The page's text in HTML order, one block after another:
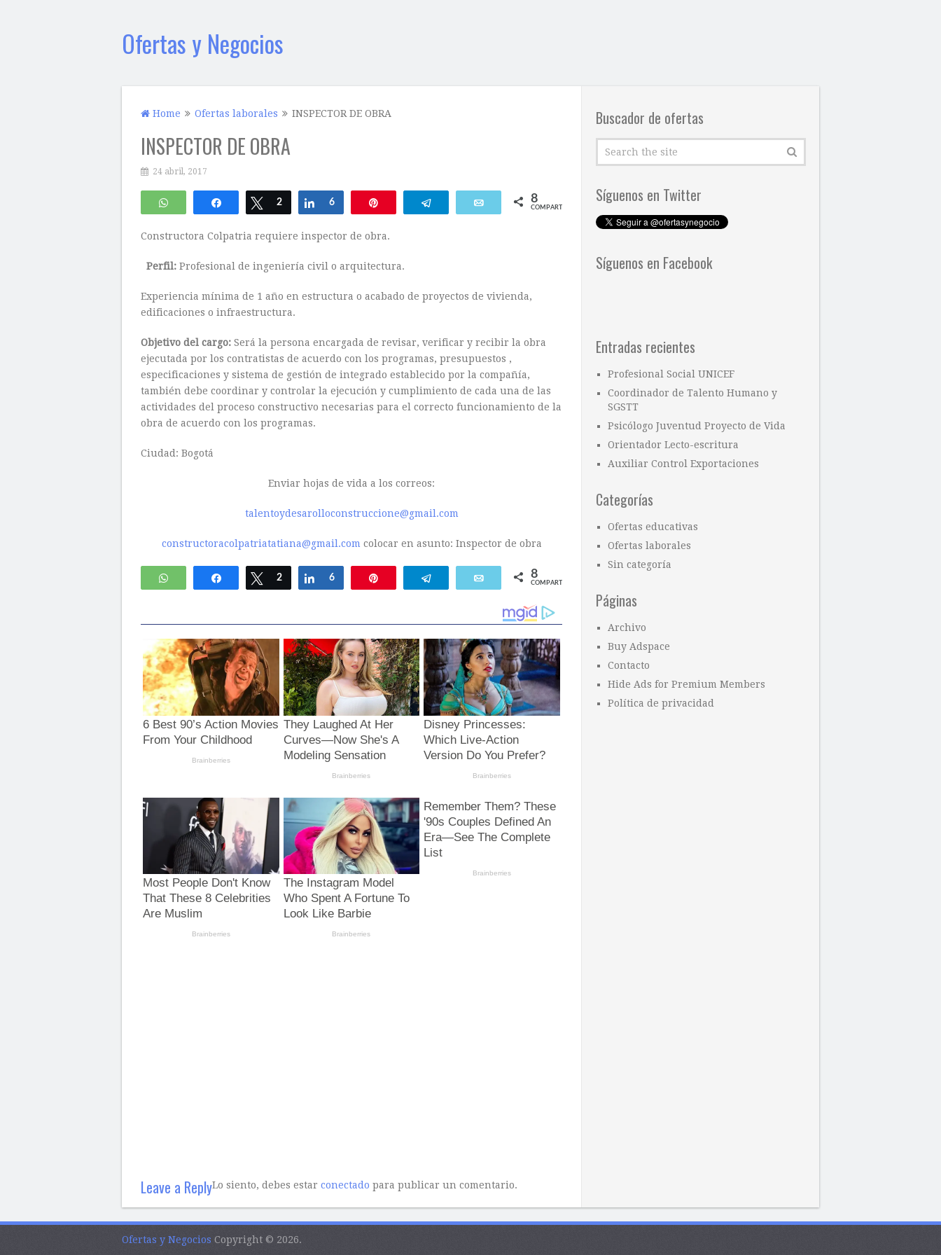
Ofertas y Negocios
Home Ofertas laborales INSPECTOR DE OBRA
INSPECTOR DE OBRA
24 abril, 2017
WhatsApp Compartir Twittear
2 Compartir
6 Telegram Email 8
COMPARTIR
Constructora Colpatria requiere inspector de obra.
Perfil: Profesional de ingeniería civil o arquitectura.
Experiencia mínima de 1 año en estructura o acabado de proyectos de vivienda,
edificaciones o infraestructura.
Objetivo del cargo: Será la persona encargada de revisar, verificar y recibir la obra
ejecutada por los contratistas de acuerdo con los programas, presupuestos ,
especificaciones y sistema de gestión de integrado establecido por la compañía,
también debe coordinar y controlar la ejecución y cumplimiento de cada una de las
actividades del proceso constructivo necesarias para el correcto funcionamiento de la
obra de acuerdo con los programas.
Ciudad: Bogotá
Enviar hojas de vida a los correos:
talentoydesarolloconstruccione@gmail.com
constructoracolpatriatatiana@gmail.com colocar en asunto: Inspector de obra
WhatsApp Compartir Twittear
2 Compartir
6 Telegram Email 8
COMPARTIR
Leave a ReplyLo siento, debes estar conectado para publicar un comentario.
Buscador de ofertas
Síguenos en Twitter
Síguenos en Facebook
Entradas recientes
Profesional Social UNICEF
Coordinador de Talento Humano y
SGSTT
Psicólogo Juventud Proyecto de Vida
Orientador Lecto-escritura
Auxiliar Control Exportaciones
Categorías
Ofertas educativas
Ofertas laborales
Sin categoría
Páginas
Archivo
Buy Adspace
Contacto
Hide Ads for Premium Members
Política de privacidad
Ofertas y Negocios Copyright © 2026.